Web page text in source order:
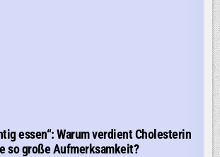
essen“: Warum verdient Cholesterin
so große Aufmerksamkeit?